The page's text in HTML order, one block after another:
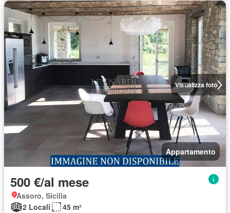
Visualizza foto
Appartamento
500 €/al mese
Assoro, Sicilia
2 Locali
45 m²